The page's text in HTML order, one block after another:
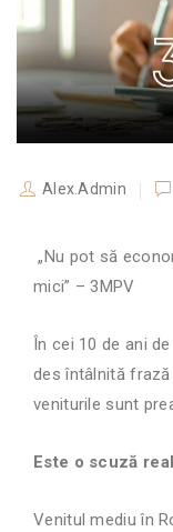
Alex.Admin
„Nu pot să
mici” – 3MPV
În cei 10 de ani
des întâlnită
veniturile sunt
Este o scuză
Venitul mediu în